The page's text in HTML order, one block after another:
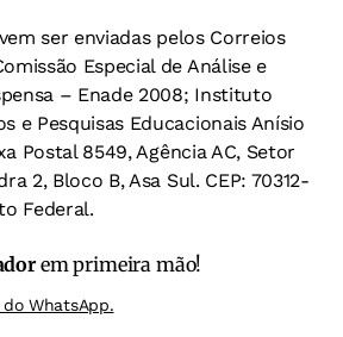
ser enviadas pelos Correios
Especial de Análise e
– Enade 2008; Instituto
e Pesquisas Educacionais Anísio
Postal 8549, Agência AC, Setor
2, Bloco B, Asa Sul. CEP: 70312-
Federal.
em primeira mão!
WhatsApp.